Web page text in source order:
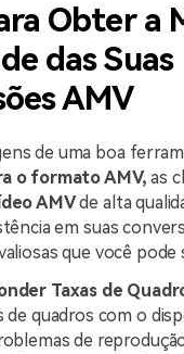
Obter a
das Suas
AMV
de uma boa
o formato AMV, as
AMVde alta
em suas
que você pode
Taxas de
de quadros com o
de